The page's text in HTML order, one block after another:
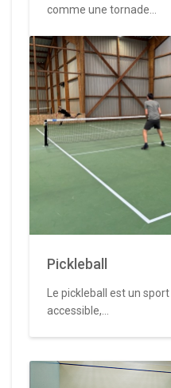
comme une tornade...
Pickleball
Le pickleball est un
accessible,...